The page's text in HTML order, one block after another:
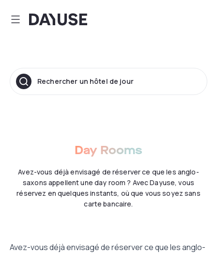
Dayuse
Rechercher un hôtel de jour
Day Rooms
Avez-vous déjà envisagé de réserver ce que les anglo-
saxons appellent une day room ? Avec Dayuse, vous
réservez en quelques instants, où que vous soyez sans
carte bancaire.
Avez-vous déjà envisagé de réserver ce que les anglo-